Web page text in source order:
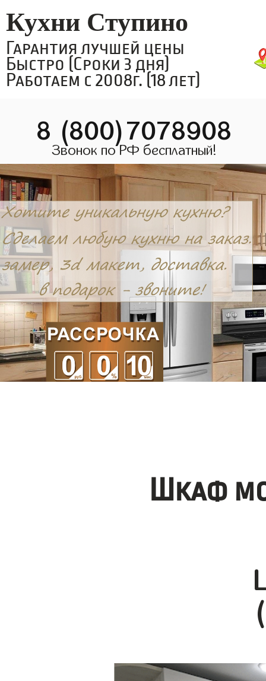
Кухни Ступино
Гарантия лучшей цены
Быстро (Сроки 3 дня)
Работаем с 2008г. (18 лет)
8 (800)7078908
Звонок по РФ бесплатный!
Шкаф